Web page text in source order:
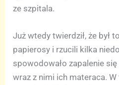
ze szpitala.
Już wtedy twierdził, że był
papierosy i rzucili kilka
spowodowało zapalenie
wraz z nimi ich materaca.